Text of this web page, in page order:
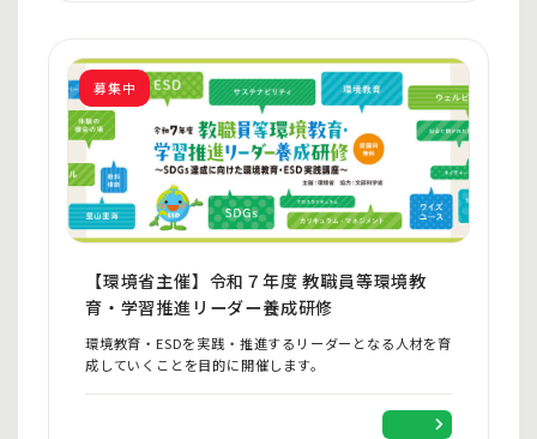
募集中
【環境省主催】令和７年度 教職員等環境教
育・学習推進リーダー養成研修
環境教育・ESDを実践・推進するリーダーとなる人材を育
成していくことを目的に開催します。